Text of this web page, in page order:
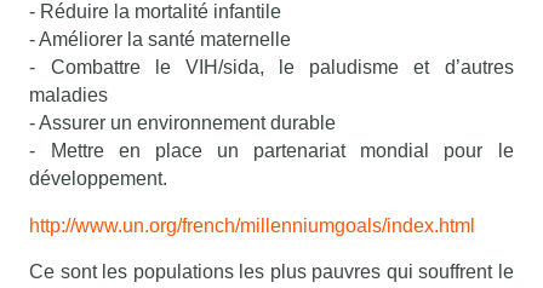
- Réduire la mortalité infantile
- Améliorer la santé maternelle
- Combattre le VIH/sida, le paludisme et d’autres
maladies
- Assurer un environnement durable
- Mettre en place un partenariat mondial pour le
développement.
http://www.un.org/french/millenniumgoals/index.html
Ce sont les populations les plus pauvres qui souffrent le